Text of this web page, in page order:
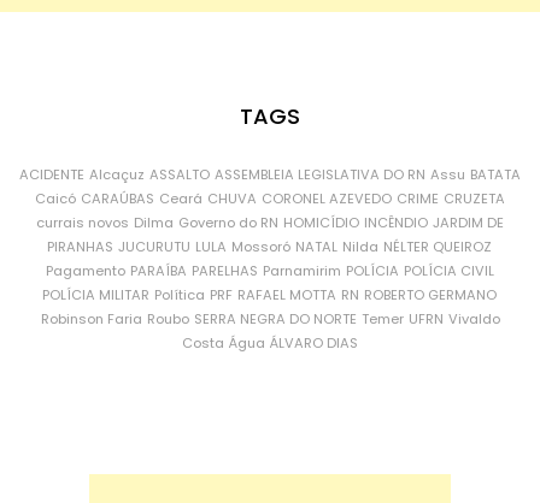
TAGS
ACIDENTE Alcaçuz ASSALTO ASSEMBLEIA LEGISLATIVA DO RN Assu BATATA
Caicó CARAÚBAS Ceará CHUVA CORONEL AZEVEDO CRIME CRUZETA
currais novos Dilma Governo do RN HOMICÍDIO INCÊNDIO JARDIM DE
PIRANHAS JUCURUTU LULA Mossoró NATAL Nilda NÉLTER QUEIROZ
Pagamento PARAÍBA PARELHAS Parnamirim POLÍCIA POLÍCIA CIVIL
POLÍCIA MILITAR Política PRF RAFAEL MOTTA RN ROBERTO GERMANO
Robinson Faria Roubo SERRA NEGRA DO NORTE Temer UFRN Vivaldo
Costa Água ÁLVARO DIAS